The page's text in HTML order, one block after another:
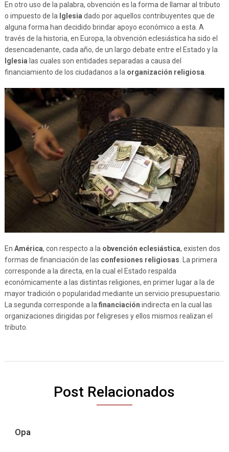
En otro uso de la palabra, obvención es la forma de llamar al tributo
o impuesto de la Iglesia dado por aquellos contribuyentes que de
alguna forma han decidido brindar apoyo económico a esta. A
través de la historia, en Europa, la obvención eclesiástica ha sido el
desencadenante, cada año, de un largo debate entre el Estado y la
Iglesia las cuales son entidades separadas a causa del
financiamiento de los ciudadanos a la organización religiosa
En América, con respecto a la obvención eclesiástica, existen dos
formas de financiación de las confesiones religiosas . La primera
corresponde a la directa, en la cual el Estado respalda
económicamente a las distintas religiones, en primer lugar a la de
mayor tradición o popularidad mediante un servicio presupuestario.
La segunda corresponde a la financiación indirecta en la cual las
organizaciones dirigidas por feligreses y ellos mismos realizan el
tributo.
Post Relacionados
Opa